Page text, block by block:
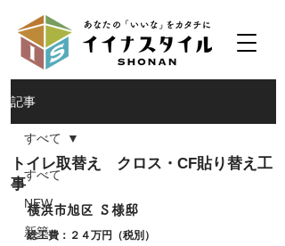
記事
すべて
NEW
新築
すべて
トイレ取替え クロス・CF貼り替え工
事
横浜市旭区 Ｓ様邸
総工費：２４万円（税別）